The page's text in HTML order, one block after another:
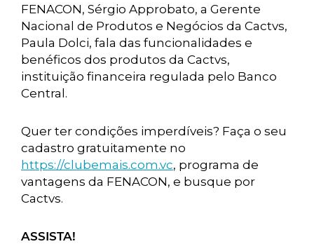
FENACON, Sérgio Approbato, a Gerente
Nacional de Produtos e Negócios da Cactvs,
Paula Dolci, fala das funcionalidades e
benéficos dos produtos da Cactvs,
instituição financeira regulada pelo Banco
Central.
Quer ter condições imperdíveis? Faça o seu
cadastro gratuitamente no
https://clubemais.com.vc, programa de
vantagens da FENACON, e busque por
Cactvs.
ASSISTA!